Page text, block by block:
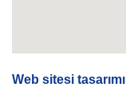
Web sitesi tasarımı